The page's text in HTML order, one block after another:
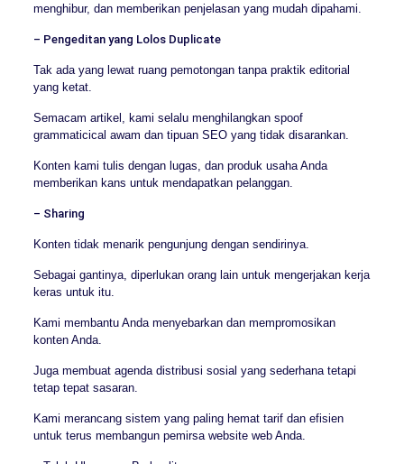
menghibur, dan memberikan penjelasan yang mudah dipahami.
– Pengeditan yang Lolos Duplicate
Tak ada yang lewat ruang pemotongan tanpa praktik editorial
yang ketat.
Semacam artikel, kami selalu menghilangkan spoof
grammaticical awam dan tipuan SEO yang tidak disarankan.
Konten kami tulis dengan lugas, dan produk usaha Anda
memberikan kans untuk mendapatkan pelanggan.
– Sharing
Konten tidak menarik pengunjung dengan sendirinya.
Sebagai gantinya, diperlukan orang lain untuk mengerjakan kerja
keras untuk itu.
Kami membantu Anda menyebarkan dan mempromosikan
konten Anda.
Juga membuat agenda distribusi sosial yang sederhana tetapi
tetap tepat sasaran.
Kami merancang sistem yang paling hemat tarif dan efisien
untuk terus membangun pemirsa website web Anda.